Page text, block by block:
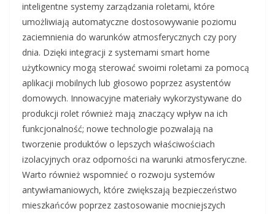
inteligentne systemy zarządzania roletami, które
umożliwiają automatyczne dostosowywanie poziomu
zaciemnienia do warunków atmosferycznych czy pory
dnia. Dzięki integracji z systemami smart home
użytkownicy mogą sterować swoimi roletami za pomocą
aplikacji mobilnych lub głosowo poprzez asystentów
domowych. Innowacyjne materiały wykorzystywane do
produkcji rolet również mają znaczący wpływ na ich
funkcjonalność; nowe technologie pozwalają na
tworzenie produktów o lepszych właściwościach
izolacyjnych oraz odporności na warunki atmosferyczne.
Warto również wspomnieć o rozwoju systemów
antywłamaniowych, które zwiększają bezpieczeństwo
mieszkańców poprzez zastosowanie mocniejszych